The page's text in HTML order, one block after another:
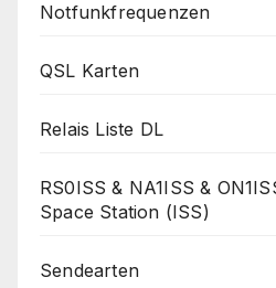
Notfunkfrequenzen
QSL Karten
Relais Liste DL
RS0ISS & NA1ISS &
Space Station (ISS)
Sendearten